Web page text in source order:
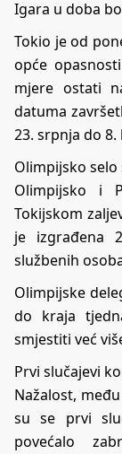
Igara u doba
Tokio je od
opće
mjere ostati
datuma
23. srpnja do 8.
Olimpijsko
Olimpijsko i
Tokijskom
je izgrađena
službenih
Olimpijske
do kraja
smjestiti već
Prvi slučajevi
Nažalost,
su se prvi
povećalo